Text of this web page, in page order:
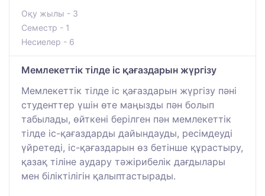
Оқу жылы - 3
Семестр - 1
Несиелер - 6
Мемлекеттік тілде іс қағаздарын жүргізу
Мемлекеттік тілде іс қағаздарын жүргізу пәні
студенттер үшін өте маңызды пән болып
табылады, өйткені берілген пән мемлекеттік
тілде іс-қағаздарды дайындауды, ресімдеуді
үйретеді, іс-қағаздарын өз бетінше құрастыру,
қазақ тіліне аудару тәжірибелік дағдылары
мен біліктілігін қалыптастырады.